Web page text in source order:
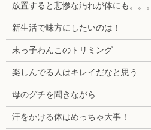
放置すると悲惨な汚れが体にも。。。
新生活で味方にしたいのは！
末っ子わんこのトリミング
楽しんでる人はキレイだなと思う
母のグチを聞きながら
汗をかける体はめっちゃ大事！